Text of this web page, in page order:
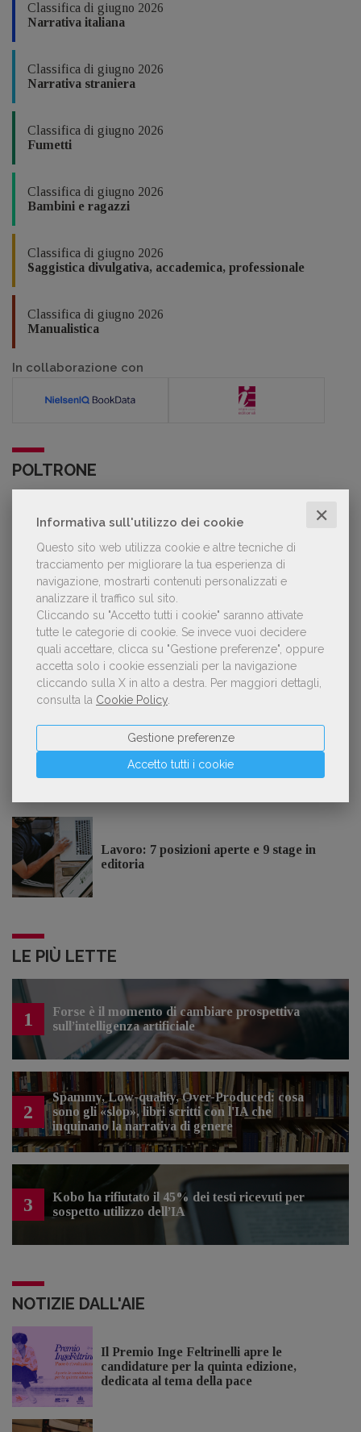
Informativa sull'utilizzo dei cookie ✕
Questo sito web utilizza cookie e altre tecniche di
tracciamento per migliorare la tua esperienza di
navigazione, mostrarti contenuti personalizzati e
analizzare il traffico sul sito.
Cliccando su "Accetto tutti i cookie" saranno attivate
tutte le categorie di cookie. Se invece vuoi decidere
quali accettare, clicca su "Gestione preferenze", oppure
accetta solo i cookie essenziali per la navigazione
cliccando sulla X in alto a destra.
Per maggiori dettagli,
consulta la Cookie Policy
Accetto tutti i cookie
Gestione preferenze
Classifica di giugno 2026
Narrativa italiana
Classifica di giugno 2026
Narrativa straniera
Classifica di giugno 2026
Fumetti
Classifica di giugno 2026
Bambini e ragazzi
Classifica di giugno 2026
Saggistica divulgativa, accademica, professionale
Classifica di giugno 2026
Manualistica
In collaborazione con
POLTRONE
Laura Ballestra confermata presidente
dell’Associazione Italiana Biblioteche
GDL TV
Lorenzo Armando (gruppo Piccoli editori
AIE): «Lavoriamo per tutelare chi, anche
su piccola scala, opera con un vero
Lavoro: 7 posizioni aperte e 9 stage in
editoria
LE PIÙ LETTE
1
Forse è il momento di cambiare prospettiva
sull’intelligenza artificiale
2
Spammy, Low-quality, Over-Produced: cosa
sono gli «slop», libri scritti con l'IA che
inquinano la narrativa di genere
3
Kobo ha rifiutato il 45% dei testi ricevuti per
sospetto utilizzo dell’IA
NOTIZIE DALL'AIE
Il Premio Inge Feltrinelli apre le
candidature per la quinta edizione,
dedicata al tema della pace